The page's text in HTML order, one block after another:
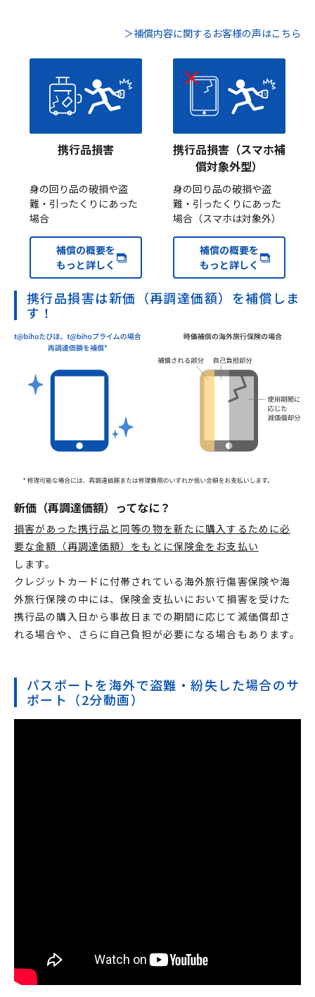
＞補償内容に関するお客様の声はこちら
携行品損害
身の回り品の破損や盗
難・引ったくりにあった
場合
補償の概要を
もっと詳しく
携行品損害（スマホ補
償対象外型）
身の回り品の破損や盗
難・引ったくりにあった
場合（スマホは対象外）
補償の概要を
もっと詳しく
携行品損害は新価（再調達価額）を補償しま
す！
新価（再調達価額）ってなに？
損害があった携行品と同等の物を新たに購入するために必
要な金額（再調達価額）をもとに保険金をお支払い
します。
クレジットカードに付帯されている海外旅行傷害保険や海
外旅行保険の中には、保険金支払いにおいて損害を受けた
携行品の購入日から事故日までの期間に応じて減価償却さ
れる場合や、さらに自己負担が必要になる場合もあります。
パスポートを海外で盗難・紛失した場合のサ
ポート（2分動画）